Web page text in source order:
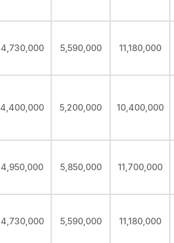
4,730,000 5,590,000 11,180,000
4,400,000 5,200,000 10,400,000
4,950,000 5,850,000 11,700,000
4,730,000 5,590,000 11,180,000